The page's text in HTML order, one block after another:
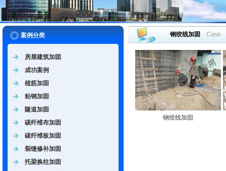
案例分类
房屋建筑加固
成功案例
植筋加固
粘钢加固
隧道加固
碳纤维布加固
碳纤维板加固
裂缝修补加固
托梁换柱加固
钢绞线加固 Case
钢绞线加固